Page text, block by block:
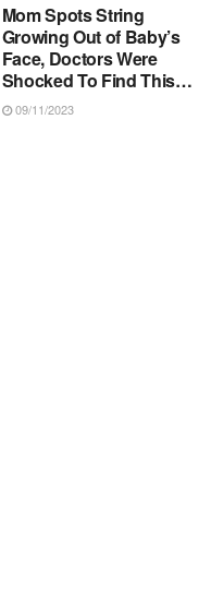
Mom Spots String
Growing Out of Baby’s
Face, Doctors Were
Shocked To Find This…
09/11/2023